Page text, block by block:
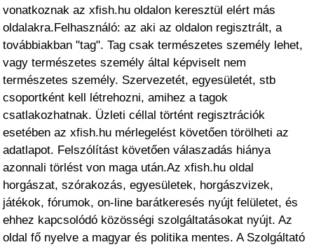
vonatkoznak az xfish.hu oldalon keresztül elért más
oldalakra.Felhasználó: az aki az oldalon regisztrált, a
továbbiakban "tag". Tag csak természetes személy lehet,
vagy természetes személy által képviselt nem
természetes személy. Szervezetét, egyesületét, stb
csoportként kell létrehozni, amihez a tagok
csatlakozhatnak. Üzleti céllal történt regisztrációk
esetében az xfish.hu mérlegelést követően törölheti az
adatlapot. Felszólítást követően válaszadás hiánya
azonnali törlést von maga után.Az xfish.hu oldal
horgászat, szórakozás, egyesületek, horgászvizek,
játékok, fórumok, on-line barátkeresés nyújt felületet, és
ehhez kapcsolódó közösségi szolgáltatásokat nyújt. Az
oldal fő nyelve a magyar és politika mentes. A Szolgáltató